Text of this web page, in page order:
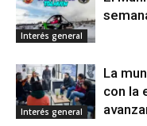
Interés general
Interés general
La
con la